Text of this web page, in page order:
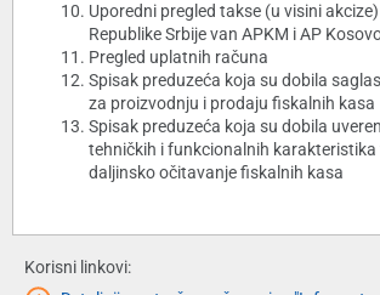
Uporedni pregled takse (u visini
Republike Srbije van APKM i AP
Pregled uplatnih računa
Spisak preduzeća koja su dobila
za proizvodnju i prodaju fiskalnih kasa
Spisak preduzeća koja su dobila
tehničkih i funkcionalnih karakteristika
daljinsko očitavanje fiskalnih kasa
Korisni linkovi: